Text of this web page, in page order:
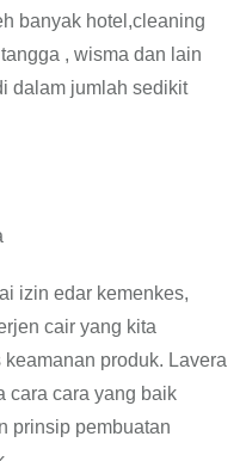
banyak hotel,cleaning
, wisma dan lain
dalam jumlah sedikit
izin edar kemenkes,
cair yang kita
produk. Lavera
cara cara yang baik
prinsip pembuatan